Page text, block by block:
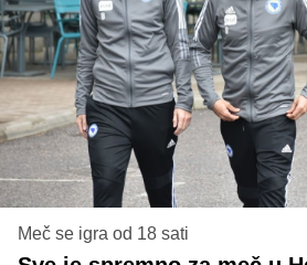
Meč se igra od 18 sati